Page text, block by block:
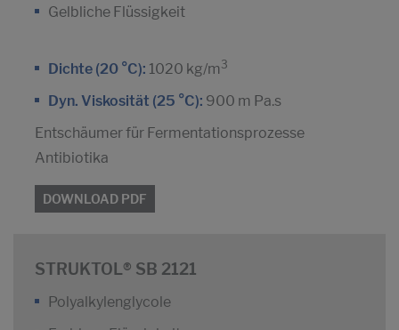
Gelbliche Flüssigkeit
Dichte (20 °C): 1020 kg/m 3
Dyn. Viskosität (25 °C): 900 m Pa.s
Entschäumer für Fermentationsprozesse
Antibiotika
DOWNLOAD PDF
STRUKTOL® SB 2121
Polyalkylenglycole